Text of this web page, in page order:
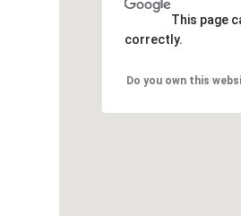
This page
correctly.
Do you own this